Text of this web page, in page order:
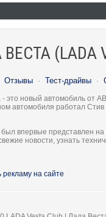
(LADA
Отзывы · Тест-драйвы ·
это новый автомобиль от
автомобиля работал
был впервые представлен
новости, узнать
рекламу на сайте